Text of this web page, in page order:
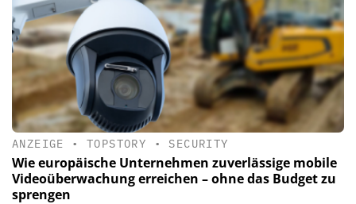
ANZEIGE •TOPSTORY • SECURITY
Wie europäische Unternehmen zuverlässige mobile
Videoüberwachung erreichen – ohne das Budget zu
sprengen